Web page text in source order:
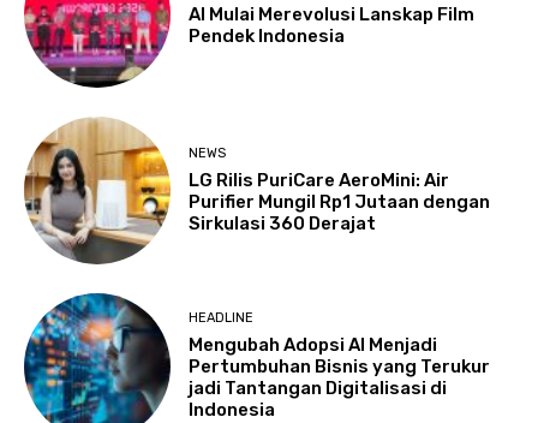
AI Mulai Merevolusi Lanskap Film
Pendek Indonesia
NEWS
LG Rilis PuriCare AeroMini: Air
Purifier Mungil Rp1 Jutaan dengan
Sirkulasi 360 Derajat
HEADLINE
Mengubah Adopsi AI Menjadi
Pertumbuhan Bisnis yang Terukur
jadi Tantangan Digitalisasi di
Indonesia